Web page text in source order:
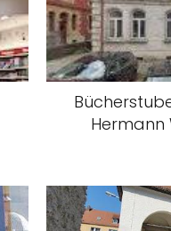
Hermann